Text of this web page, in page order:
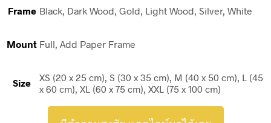
Frame Black, Dark Wood, Gold, Light Wood, Silver, White
Mount Full, Add Paper Frame
Size
XS (20 x 25 cm), S (30 x 35 cm), M (40 x 50 cm), L (45
x 60 cm), XL (60 x 75 cm), XXL (75 x 100 cm)